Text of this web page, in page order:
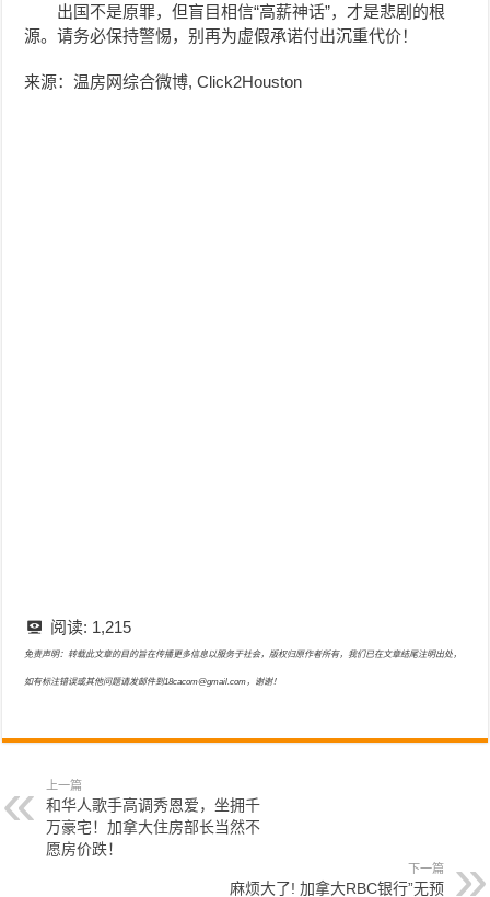
出国不是原罪，但盲目相信“高薪神话”，才是悲剧的根
源。请务必保持警惕，别再为虚假承诺付出沉重代价！
来源：温房网综合微博, Click2Houston
阅读: 1,215
免责声明：转载此文章的目的旨在传播更多信息以服务于社会，版权归原作者所有，我们已在文章结尾注明出处，
如有标注错误或其他问题请发邮件到18cacom@gmail.com，谢谢！
上一篇
和华人歌手高调秀恩爱，坐拥千
万豪宅！加拿大住房部长当然不
愿房价跌！
下一篇
麻烦大了! 加拿大RBC银行”无预